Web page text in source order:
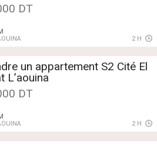
DT
2 H
un appartement S2 Cité El
L’aouina
DT
2 H